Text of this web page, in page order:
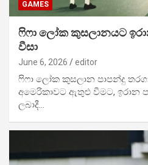
GAMES
ෆිෆා ලෝක කුසලානයට
වීසා
June 6, 2026 editor
ෆිෆා ලෝක කුසලාන පාපන්දු
අමෙරිකාවට ඇතුළු වීමට, ඉරාන
ලබාදී…